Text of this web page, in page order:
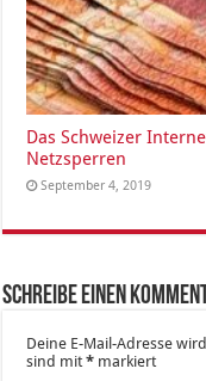
Das Schweizer
Netzsperren
September 4, 2019
Schreibe einen
Deine E-Mail-Adresse
sind mit* markiert